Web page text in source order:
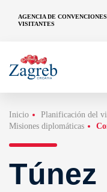
AGENCIA DE
VISITANTES
Inicio Planificación del
Misiones diplomáticas
Túnez